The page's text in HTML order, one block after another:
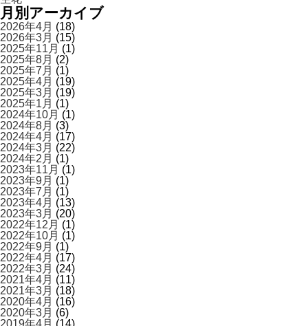
月別アーカイブ
2026年4月 (18)
2026年3月 (15)
2025年11月 (1)
2025年8月 (2)
2025年7月 (1)
2025年4月 (19)
2025年3月 (19)
2025年1月 (1)
2024年10月 (1)
2024年8月 (3)
2024年4月 (17)
2024年3月 (22)
2024年2月 (1)
2023年11月 (1)
2023年9月 (1)
2023年7月 (1)
2023年4月 (13)
2023年3月 (20)
2022年12月 (1)
2022年10月 (1)
2022年9月 (1)
2022年4月 (17)
2022年3月 (24)
2021年4月 (11)
2021年3月 (18)
2020年4月 (16)
2020年3月 (6)
2019年4月 (14)